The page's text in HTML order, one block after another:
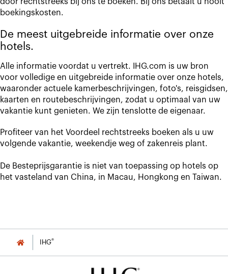
boekingskosten.
De meest uitgebreide informatie over onze
hotels.
Alle informatie voordat u vertrekt. IHG.com is uw bron
voor volledige en uitgebreide informatie over onze hotels,
waaronder actuele kamerbeschrijvingen, foto's, reisgidsen,
kaarten en routebeschrijvingen, zodat u optimaal van uw
vakantie kunt genieten. We zijn tenslotte de eigenaar.
Profiteer van het Voordeel rechtstreeks boeken als u uw
volgende vakantie, weekendje weg of zakenreis plant.
De Besteprijsgarantie is niet van toepassing op hotels op
het vasteland van China, in Macau, Hongkong en Taiwan.
IHG®